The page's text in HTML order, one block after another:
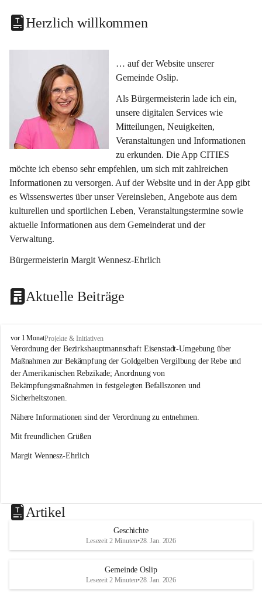
Herzlich willkommen
… auf der Website unserer
Gemeinde Oslip.
Als Bürgermeisterin lade ich ein,
unsere digitalen Services wie
Mitteilungen, Neuigkeiten,
Veranstaltungen und Informationen
zu erkunden. Die App CITIES
möchte ich ebenso sehr empfehlen, um sich mit zahlreichen
Informationen zu versorgen. Auf der Website und in der App gibt
es Wissenswertes über unser Vereinsleben, Angebote aus dem
kulturellen und sportlichen Leben, Veranstaltungstermine sowie
aktuelle Informationen aus dem Gemeinderat und der
Verwaltung.
Bürgermeisterin Margit Wennesz-Ehrlich
Aktuelle Beiträge
O
s
l
i
p
vor 1 MonatProjekte & Initiativen
Verordnung der Bezirkshauptmannschaft Eisenstadt-Umgebung über
Maßnahmen zur Bekämpfung der Goldgelben Vergilbung der Rebe und
der Amerikanischen Rebzikade; Anordnung von
Bekämpfungsmaßnahmen in festgelegten Befallszonen und
Sicherheitszonen.
Nähere Informationen sind der Verordnung zu entnehmen.
Mit freundlichen Grüßen
Margit Wennesz-Ehrlich
Artikel
Geschichte
Lesezeit 2 Minuten•28. Jan. 2026
Gemeinde Oslip
Lesezeit 2 Minuten•28. Jan. 2026